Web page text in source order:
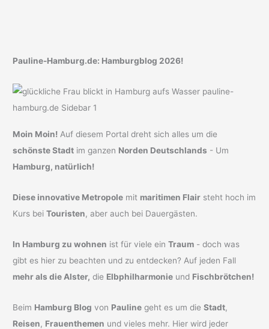
Pauline-Hamburg.de: Hamburgblog 2026!
Moin Moin! Auf diesem Portal dreht sich alles um die
schönste Stadt im ganzen Norden Deutschlands - Um
Hamburg, natürlich!
Diese innovative Metropole mit maritimen Flair steht hoch im
Kurs beiTouristen, aber auch bei Dauergästen.
In Hamburg zu wohnen ist für viele einTraum - doch was
gibt es hier zu beachten und zu entdecken? Auf jeden Fall
mehr als die Alster, die Elbphilharmonie und Fischbrötchen!
Beim Hamburg Blog von Pauline geht es um dieStadt,
Reisen, Frauenthemen und vieles mehr. Hier wird jeder